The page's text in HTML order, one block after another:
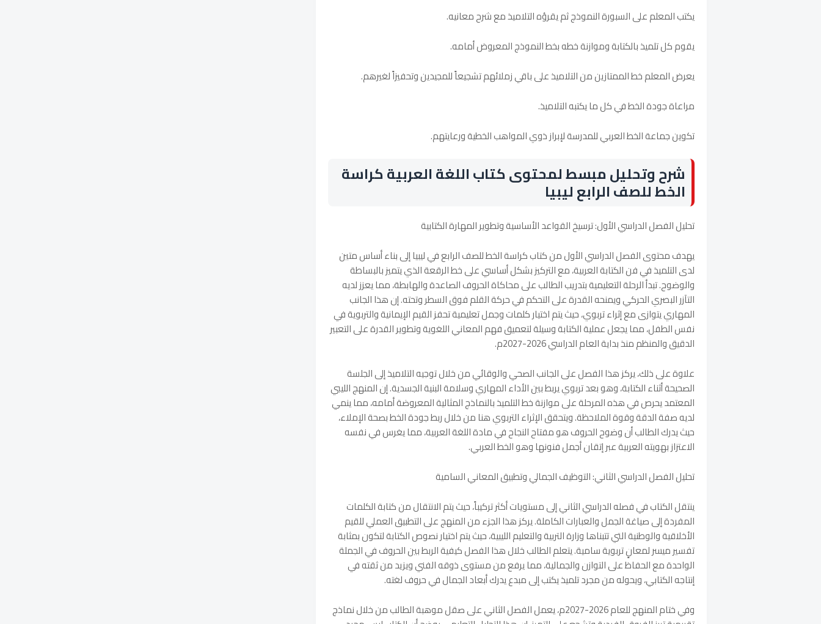
يكتب المعلم على السبورة النموذج ثم يقرؤه التلاميذ مع شرح معانيه.
يقوم كل تلميذ بالكتابة وموازنة خطه بخط النموذج المعروض أمامه.
يعرض المعلم خط الممتازين من التلاميذ على باقي زملائهم تشجيعاً للمجيدين وتحفيزاً لغيرهم.
مراعاة جودة الخط في كل ما يكتبه التلاميذ.
تكوين جماعة الخط العربي للمدرسة لإبراز ذوي المواهب الخطية ورعايتهم.
شرح وتحليل مبسط لمحتوى كتاب اللغة العربية كراسة
الخط للصف الرابع ليبيا
تحليل الفصل الدراسي الأول: ترسيخ القواعد الأساسية وتطوير المهارة الكتابية
يهدف محتوى الفصل الدراسي الأول من كتاب كراسة الخط للصف الرابع في ليبيا إلى بناء أساس متين
لدى التلميذ في فن الكتابة العربية، مع التركيز بشكل أساسي على خط الرقعة الذي يتميز بالبساطة
والوضوح. تبدأ الرحلة التعليمية بتدريب الطالب على محاكاة الحروف الصاعدة والهابطة، مما يعزز لديه
التآزر البصري الحركي ويمنحه القدرة على التحكم في حركة القلم فوق السطر وتحته. إن هذا الجانب
المهاري يتوازى مع إثراء تربوي، حيث يتم اختيار كلمات وجمل تعليمية تحفز القيم الإيمانية والتربوية في
نفس الطفل، مما يجعل عملية الكتابة وسيلة لتعميق فهم المعاني اللغوية وتطوير القدرة على التعبير
الدقيق والمنظم منذ بداية العام الدراسي 2026-2027م.
علاوة على ذلك، يركز هذا الفصل على الجانب الصحي والوقائي من خلال توجيه التلاميذ إلى الجلسة
الصحيحة أثناء الكتابة، وهو بعد تربوي يربط بين الأداء المهاري وسلامة البنية الجسدية. إن المنهج الليبي
المعتمد يحرص في هذه المرحلة على موازنة خط التلميذ بالنماذج المثالية المعروضة أمامه، مما ينمي
لديه صفة الدقة وقوة الملاحظة. ويتحقق الإثراء التربوي هنا من خلال ربط جودة الخط بصحة الإملاء،
حيث يدرك الطالب أن وضوح الحروف هو مفتاح النجاح في مادة اللغة العربية، مما يغرس في نفسه
الاعتزاز بهويته العربية عبر إتقان أجمل فنونها وهو الخط العربي.
تحليل الفصل الدراسي الثاني: التوظيف الجمالي وتطبيق المعاني السامية
ينتقل الكتاب في فصله الدراسي الثاني إلى مستويات أكثر تركيباً، حيث يتم الانتقال من كتابة الكلمات
المفردة إلى صياغة الجمل والعبارات الكاملة. يركز هذا الجزء من المنهج على التطبيق العملي للقيم
الأخلاقية والوطنية التي تتبناها وزارة التربية والتعليم الليبية، حيث يتم اختيار نصوص الكتابة لتكون بمثابة
تفسير ميسر لمعانٍ تربوية سامية. يتعلم الطالب خلال هذا الفصل كيفية الربط بين الحروف في الجملة
الواحدة مع الحفاظ على التوازن والجمالية، مما يرفع من مستوى ذوقه الفني ويزيد من ثقته في
إنتاجه الكتابي، ويحوله من مجرد تلميذ يكتب إلى مبدع يدرك أبعاد الجمال في حروف لغته.
وفي ختام المنهج للعام 2026-2027م، يعمل الفصل الثاني على صقل موهبة الطالب من خلال نماذج